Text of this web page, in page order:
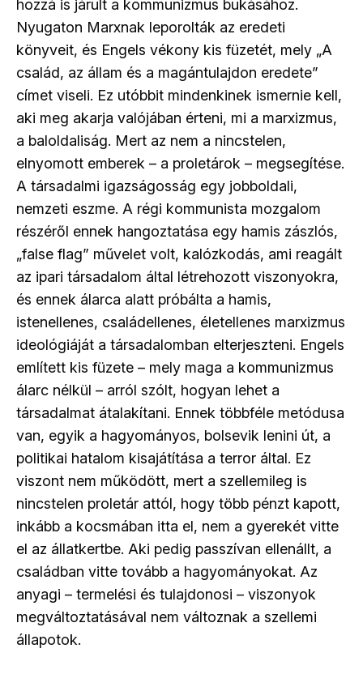
hozzá is járult a kommunizmus bukásához.
Nyugaton Marxnak leporolták az eredeti
könyveit, és Engels vékony kis füzetét, mely „A
család, az állam és a magántulajdon eredete”
címet viseli. Ez utóbbit mindenkinek ismernie kell,
aki meg akarja valójában érteni, mi a marxizmus,
a baloldaliság. Mert az nem a nincstelen,
elnyomott emberek – a proletárok – megsegítése.
A társadalmi igazságosság egy jobboldali,
nemzeti eszme. A régi kommunista mozgalom
részéről ennek hangoztatása egy hamis zászlós,
„false flag” művelet volt, kalózkodás, ami reagált
az ipari társadalom által létrehozott viszonyokra,
és ennek álarca alatt próbálta a hamis,
istenellenes, családellenes, életellenes marxizmus
ideológiáját a társadalomban elterjeszteni. Engels
említett kis füzete – mely maga a kommunizmus
álarc nélkül – arról szólt, hogyan lehet a
társadalmat átalakítani. Ennek többféle metódusa
van, egyik a hagyományos, bolsevik lenini út, a
politikai hatalom kisajátítása a terror által. Ez
viszont nem működött, mert a szellemileg is
nincstelen proletár attól, hogy több pénzt kapott,
inkább a kocsmában itta el, nem a gyerekét vitte
el az állatkertbe. Aki pedig passzívan ellenállt, a
családban vitte tovább a hagyományokat. Az
anyagi – termelési és tulajdonosi – viszonyok
megváltoztatásával nem változnak a szellemi
állapotok.